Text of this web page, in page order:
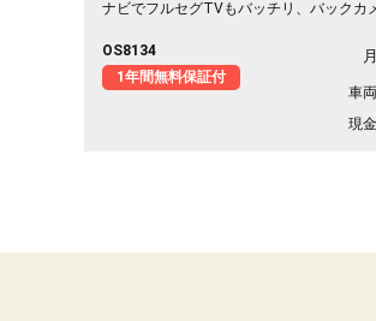
ナビでフルセグTVもバッチリ、バックカ
一の時も映像で安心。両側スライドで荷
仕事道具を満載して現場へ、休日は趣味
自在。まずはこの走りやすさを体感して
OS8134
1年間無料保証付
車
現